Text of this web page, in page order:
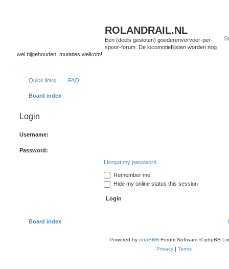
ROLANDRAIL.NL
Een (deels gesloten) goederenvervoer-per-
spoor-forum. De locomotieflijsten worden nog
wél bijgehouden, mutaties welkom!
Quick links FAQ
Board index
Login
Username:
Password:
I forgot my password
Remember me
Hide my online status this session
Board index
Powered by phpBB® Forum Software © phpBB
Privacy | Terms